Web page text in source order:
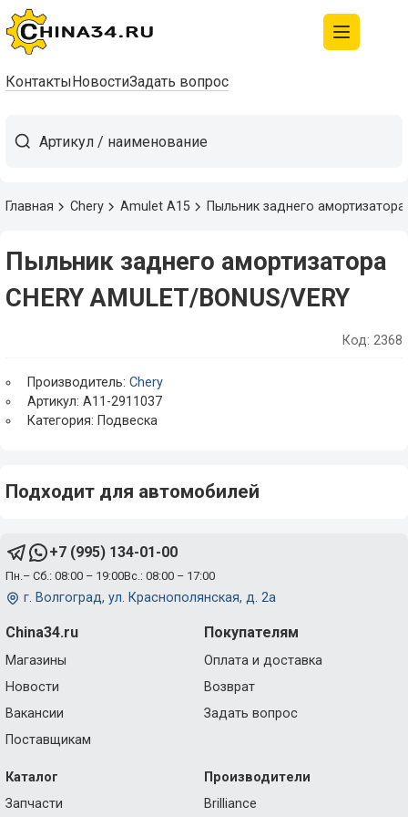
КонтактыНовостиЗадать вопрос
Главная Chery Amulet A15 Пыльник заднего амортизатора
Пыльник заднего амортизатора
CHERY AMULET/BONUS/VERY
Код: 2368
Производитель: Chery
Артикул: A11-2911037
Категория: Подвеска
Подходит для автомобилей
+7 (995) 134-01-00
Пн.– Сб.: 08:00 – 19:00Вс.: 08:00 – 17:00
г. Волгоград, ул. Краснополянская, д. 2а
China34.ru
Магазины
Новости
Вакансии
Поставщикам
Покупателям
Оплата и доставка
Возврат
Задать вопрос
Каталог
Запчасти
Производители
Brilliance